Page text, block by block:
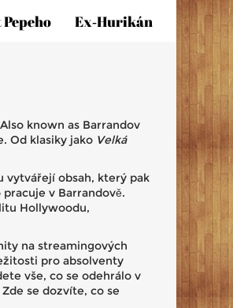
Ex‑hurikán
known as Barrandov
Od klasiky jako Velká
vytvářejí obsah, který pak
v Barrandově.
Hollywoodu,
na streamingových
pro absolventy
vše, co se odehrálo v
se dozvíte, co se